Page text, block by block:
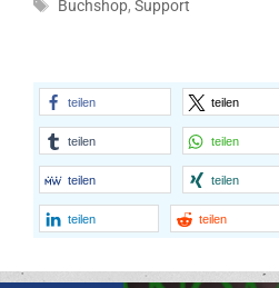
Buchshop,Support
teilen teilen
teilen teilen
teilen teilen
teilen teilen